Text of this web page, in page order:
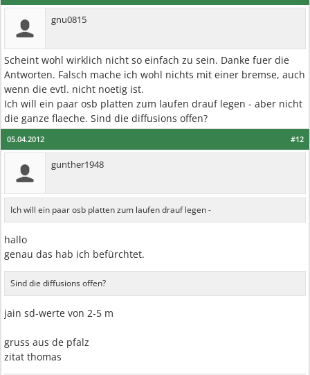
gnu0815
Scheint wohl wirklich nicht so einfach zu sein. Danke fuer die
Antworten. Falsch mache ich wohl nichts mit einer bremse, auch
wenn die evtl. nicht noetig ist.
Ich will ein paar osb platten zum laufen drauf legen - aber nicht
die ganze flaeche. Sind die diffusions offen?
#12
05.04.2012
gunther1948
Ich will ein paar osb platten zum laufen drauf legen -
hallo
genau das hab ich befürchtet.
Sind die diffusions offen?
jain sd-werte von 2-5 m
gruss aus de pfalz
zitat thomas